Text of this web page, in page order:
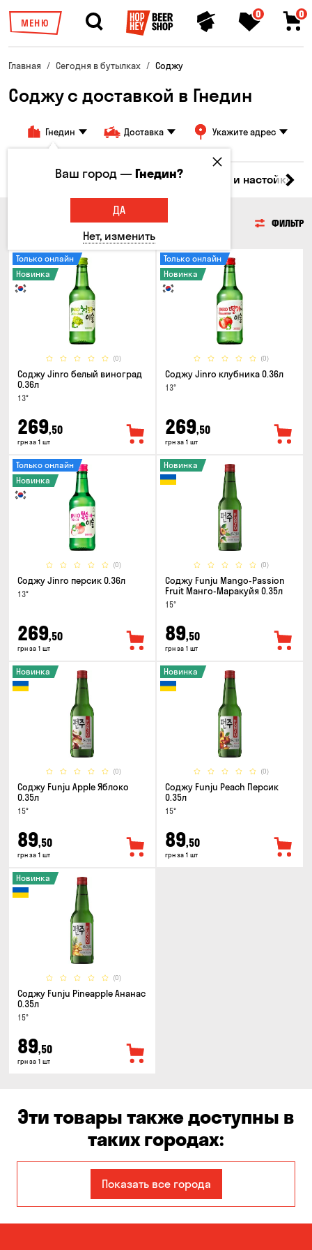
МЕНЮ
0 0
Главная Сегодня в бутылках Соджу
Соджу с доставкой в Гнедин
Гнедин Доставка Укажите адрес
Коктейли Водка Соджу Ликеры и настойки
ФИЛЬТР
(0)
Только онлайн
Новинка
Соджу Jinro белый виноград
0.36л
13°
269,50
грн за 1 шт
(0)
Только онлайн
Новинка
Соджу Jinro клубника 0.36л
13°
269,50
грн за 1 шт
(0)
Только онлайн
Новинка
Соджу Jinro персик 0.36л
13°
269,50
грн за 1 шт
(0)
Новинка
Соджу Funju Mango-Passion
Fruit Манго-Маракуйя 0.35л
15°
89,50
грн за 1 шт
(0)
Новинка
Соджу Funju Apple Яблоко
0.35л
15°
89,50
грн за 1 шт
(0)
Новинка
Соджу Funju Peach Персик
0.35л
15°
89,50
грн за 1 шт
(0)
Новинка
Соджу Funju Pineapple Ананас
0.35л
15°
89,50
грн за 1 шт
Эти товары также доступны в
таких городах:
Авангард
Бабурка Балабино
Показать все города
Ваш город —Гнедин?
ДА
Нет, изменить